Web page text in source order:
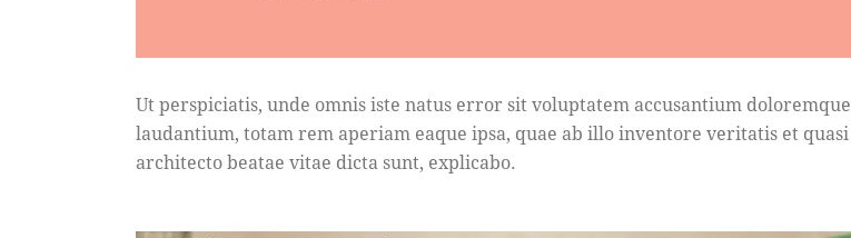
Ut perspiciatis, unde omnis iste natus error sit voluptatem accusantium doloremque
laudantium, totam rem aperiam eaque ipsa, quae ab illo inventore veritatis et quasi
architecto beatae vitae dicta sunt, explicabo.